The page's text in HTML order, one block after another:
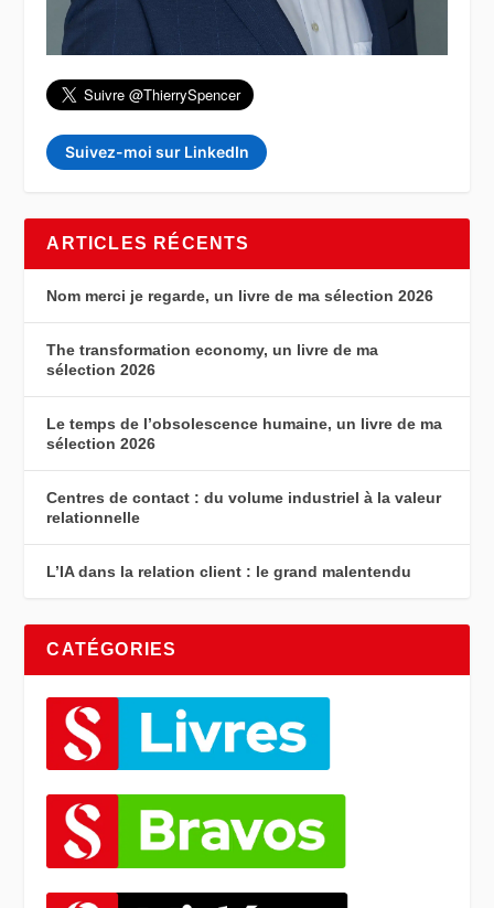
Suivez-moi sur LinkedIn
ARTICLES RÉCENTS
Nom merci je regarde, un livre de ma sélection 2026
The transformation economy, un livre de ma
sélection 2026
Le temps de l’obsolescence humaine, un livre de ma
sélection 2026
Centres de contact : du volume industriel à la valeur
relationnelle
L’IA dans la relation client : le grand malentendu
CATÉGORIES